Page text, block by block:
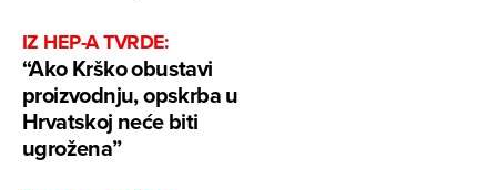
IZ HEP-A TVRDE:
“Ako Krško obustavi
proizvodnju, opskrba u
Hrvatskoj neće biti
ugrožena”